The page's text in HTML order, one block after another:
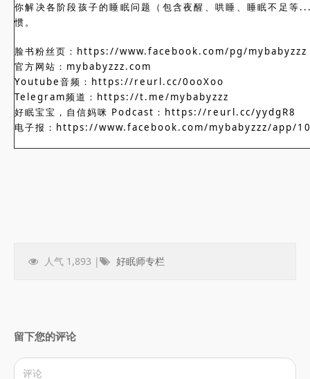
你解决各阶段孩子的睡眠问题（包含夜醒、哄睡、睡眠不足等
惯。
脸书粉丝页：https://www.facebook.com/pg/mybabyzzz
官方网站：mybabyzzz.com
Youtube音频：https://reurl.cc/0ooXoo
Telegram频道：https://t.me/mybabyzzz
好眠宝宝，自信妈咪 Podcast：https://reurl.cc/yydgR8
电子报：https://www.facebook.com/mybabyzzz/app/
人气 1,893 | 好眠师专栏
留下您的评论